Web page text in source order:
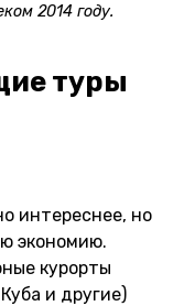
2014 году.
туры
интереснее, но
экономию.
курорты
и другие)